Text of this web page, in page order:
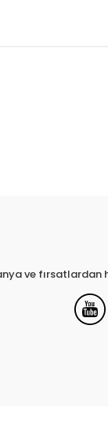
ve fırsatlardan